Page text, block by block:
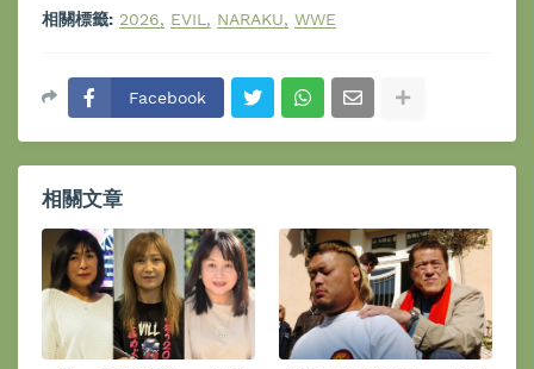
相關標籤: 2026 EVIL NARAKU WWE
Facebook
相關文章